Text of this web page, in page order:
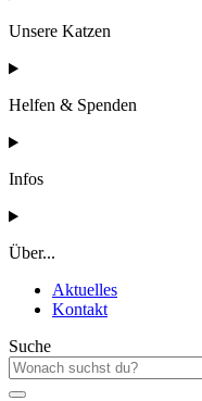
Unsere Katzen
Helfen & Spenden
Infos
Über...
Aktuelles
Kontakt
Suche